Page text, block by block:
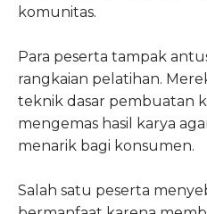
komunitas.
Para peserta tampak
rangkaian pelatihan.
teknik dasar pembuatan
mengemas hasil karya
menarik bagi konsumen.
Salah satu peserta